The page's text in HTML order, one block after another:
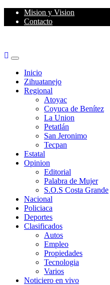
Skip
Mision y Vision
Contacto
Primary
MenuInicio
Zihuatanejo
Regional
Atoyac
Coyuca de Benítez
La Union
Petatlán
San Jeronimo
Tecpan
Estatal
Opinion
Editorial
Palabra de Mujer
S.O.S Costa Grande
Nacional
Policiaca
Deportes
Clasificados
Autos
Empleo
Propiedades
Tecnologia
Varios
Noticiero en vivo